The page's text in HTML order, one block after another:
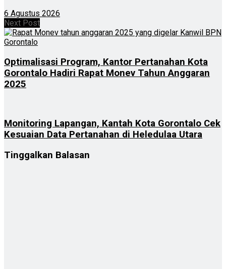
6 Agustus 2026
Next Post
Optimalisasi Program, Kantor Pertanahan Kota
Gorontalo Hadiri Rapat Monev Tahun Anggaran
2025
Monitoring Lapangan, Kantah Kota Gorontalo Cek
Kesuaian Data Pertanahan di Heledulaa Utara
Tinggalkan Balasan